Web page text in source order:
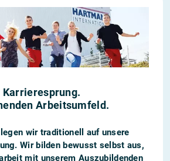
Arbeitsumfeld.
wir traditionell auf unsere
Wir bilden bewusst selbst aus,
mit unserem Auszubildenden